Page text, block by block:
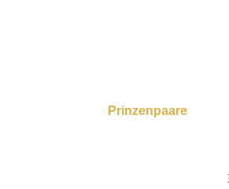
Prinzenpaare